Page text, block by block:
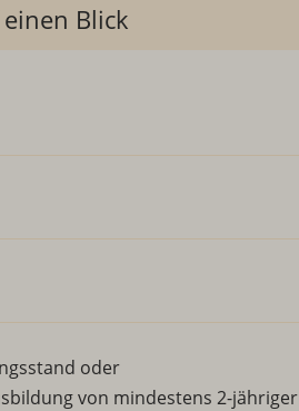
Blick
oder
von mindestens 2-jähriger